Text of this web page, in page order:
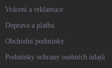
Vrácení a reklamace
Doprava a platba
Obchodní podmínky
Podmínky ochrany osobních údajů